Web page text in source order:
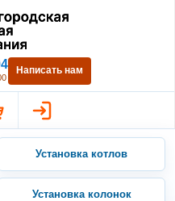
Газовая
Написать нам
Установка котлов
Установка колонок